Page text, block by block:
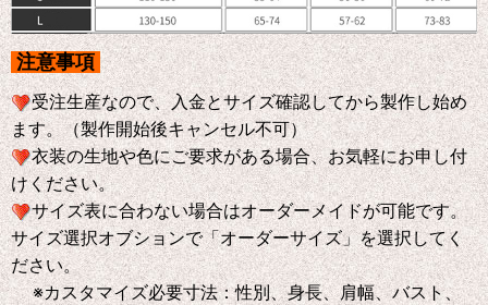
注意事項
受注生産なので、入金とサイズ確認してから製作し始め
ます。（製作開始後キャンセル不可）
衣装の生地や色にご要求がある場合、お気軽にお申し付
けください。
サイズ表に合わない場合はオーダーメイドが可能です。
サイズ選択オブションで「オーダーサイズ」を選択してく
ださい。
※カスタマイズ必要寸法：性別、身長、肩幅、バスト、